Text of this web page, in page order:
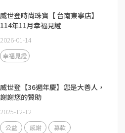
威世登時尚珠寶【 台南東寧店】
114年11月幸福見證
2026-01-14
幸福見證
威世登【36週年慶】您是大善人，
謝謝您的贊助
2025-12-12
公益 感謝 募款